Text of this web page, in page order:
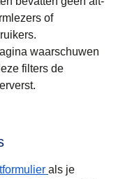
of
waarschuwen
filters de
als je